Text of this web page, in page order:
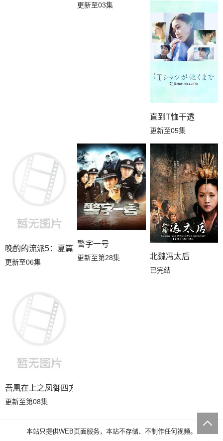
更新至03集
直到T恤干透
更新至05集
晚酌的流派5：夏篇
更新至06集
警字一号
更新至第28集 北魏冯太后
已完结
吾凰在上之凤御四方
更新至第08集
本站只提供WEB页面服务，本站不存储、不制作任何视频。